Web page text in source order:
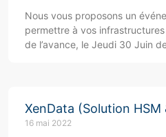
Nous vous proposons un
permettre à vos
de l’avance, le Jeudi 30 Juin
XenData (Solution HSM
16 mai 2022